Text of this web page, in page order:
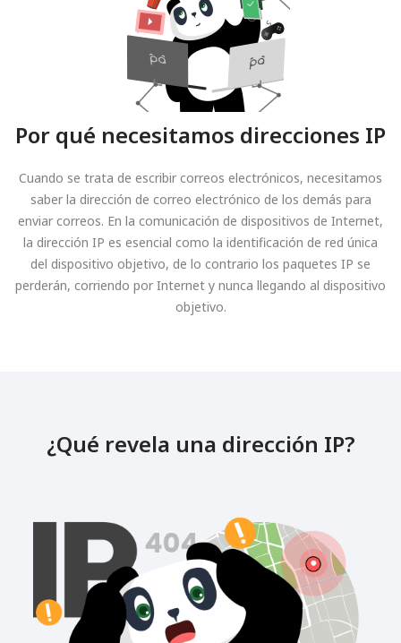
Por qué necesitamos direcciones IP
Cuando se trata de escribir correos electrónicos, necesitamos
saber la dirección de correo electrónico de los demás para
enviar correos. En la comunicación de dispositivos de Internet,
la dirección IP es esencial como la identificación de red única
del dispositivo objetivo, de lo contrario los paquetes IP se
perderán, corriendo por Internet y nunca llegando al dispositivo
objetivo.
¿Qué revela una dirección IP?